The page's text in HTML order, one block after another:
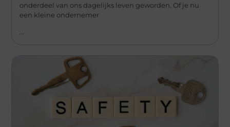
onderdeel van ons dagelijks leven geworden. Of je nu
een kleine ondernemer
...